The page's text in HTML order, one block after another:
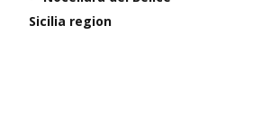
Sicilia region